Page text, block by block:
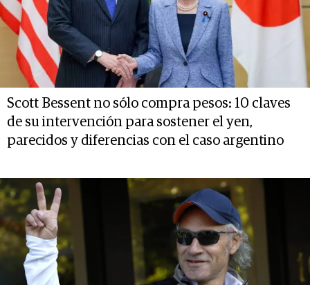
Scott Bessent no sólo compra pesos: 10 claves
de su intervención para sostener el yen,
parecidos y diferencias con el caso argentino